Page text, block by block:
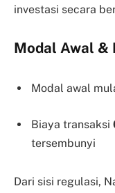
investasi secara
Modal Awal &
Modal awal
Biaya transaksi
tersembunyi
Dari sisi regulasi,